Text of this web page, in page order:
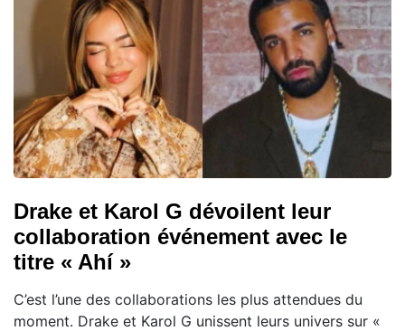
Drake et Karol G dévoilent leur
collaboration événement avec le
titre « Ahí »
C’est l’une des collaborations les plus attendues du
moment. Drake et Karol G unissent leurs univers sur «